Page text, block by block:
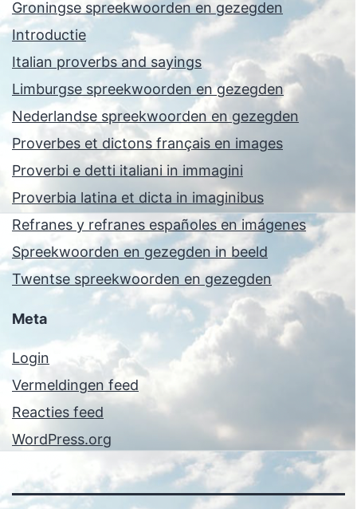
Groningse spreekwoorden en gezegden
Introductie
Italian proverbs and sayings
Limburgse spreekwoorden en gezegden
Nederlandse spreekwoorden en gezegden
Proverbes et dictons français en images
Proverbi e detti italiani in immagini
Proverbia latina et dicta in imaginibus
Refranes y refranes españoles en imágenes
Spreekwoorden en gezegden in beeld
Twentse spreekwoorden en gezegden
Meta
Login
Vermeldingen feed
Reacties feed
WordPress.org